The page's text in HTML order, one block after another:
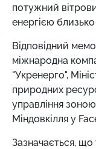
потужний
енергією
Відповідний
міжнародна
"Укренерго",
природних
управління
Міндовкілля у
Зазначається,